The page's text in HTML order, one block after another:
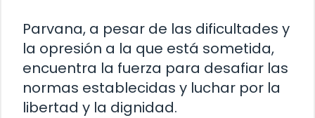
Parvana, a pesar de las dificultades y
la opresión a la que está sometida,
encuentra la fuerza para desafiar las
normas establecidas y luchar por la
libertad y la dignidad.